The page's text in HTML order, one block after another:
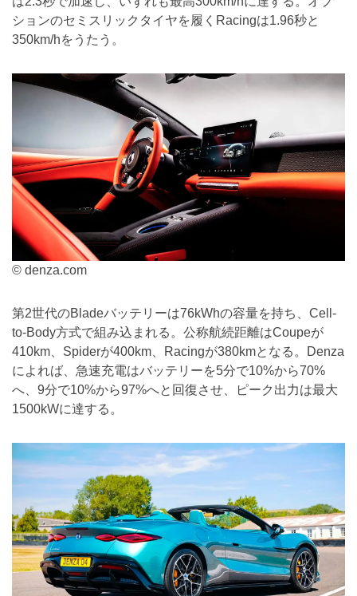
ションのセミスリックタイヤを履くRacingは1.96秒と
350km/hをうたう。
© denza.com
第2世代のBladeバッテリーは76kWhの容量を持ち、Cell-
to-Body方式で組み込まれる。公称航続距離はCoupeが
410km、Spiderが400km、Racingが380kmとなる。Denza
によれば、急速充電はバッテリーを5分で10%から70%
へ、9分で10%から97%へと回復させ、ピーク出力は最大
1500kWに達する。